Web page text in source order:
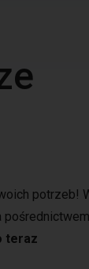
potrzeb!
teraz